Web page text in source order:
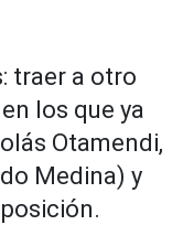
traer a otro
los que ya
Otamendi,
Medina) y